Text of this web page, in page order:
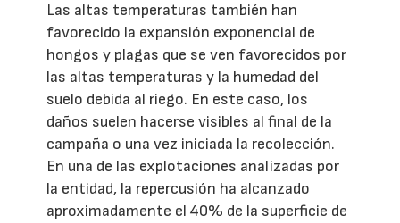
Las altas temperaturas también han
favorecido la expansión exponencial de
hongos y plagas que se ven favorecidos por
las altas temperaturas y la humedad del
suelo debida al riego. En este caso, los
daños suelen hacerse visibles al final de la
campaña o una vez iniciada la recolección.
En una de las explotaciones analizadas por
la entidad, la repercusión ha alcanzado
aproximadamente el 40% de la superficie de